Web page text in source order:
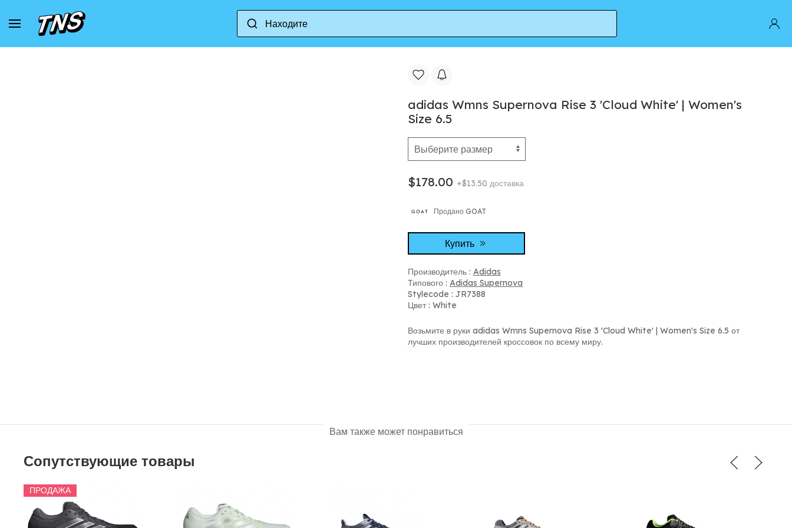
Главная adidas Wmns Supernova Rise 3 'Cloud White' | Women's Size 6.5
adidas Wmns Supernova Rise 3 'Cloud White' | Women's
Size 6.5
$178.00 +$13.50 доставка
Продано GOAT
Купить
Производитель : Adidas
Типового : Adidas Supernova
Stylecode : JR7388
Цвет : White
Возьмите в руки adidas Wmns Supernova Rise 3 'Cloud White' | Women's Size 6.5 от
лучших производителей кроссовок по всему миру.
Вам также может понравиться
Сопутствующие товары
ПРОДАЖА